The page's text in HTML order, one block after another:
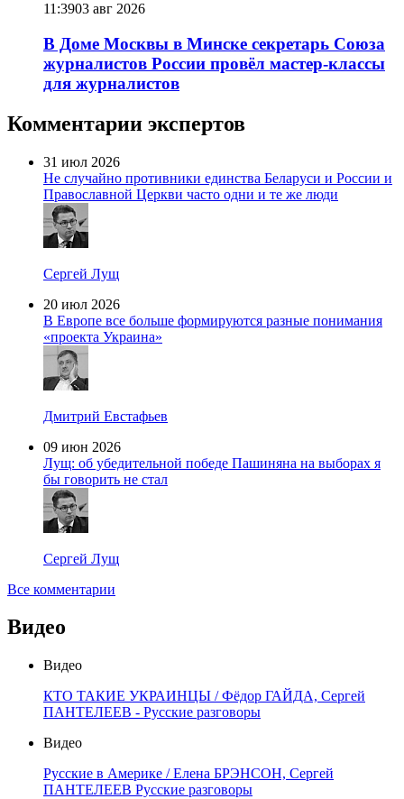
11:3903 авг 2026
В Доме Москвы в Минске секретарь Союза
журналистов России провёл мастер-классы
для журналистов
Комментарии экспертов
31 июл 2026
Не случайно противники единства Беларуси и России и
Православной Церкви часто одни и те же люди
Сергей Лущ
20 июл 2026
В Европе все больше формируются разные понимания
«проекта Украина»
Дмитрий Евстафьев
09 июн 2026
Лущ: об убедительной победе Пашиняна на выборах я
бы говорить не стал
Сергей Лущ
Все комментарии
Видео
Видео
КТО ТАКИЕ УКРАИНЦЫ / Фёдор ГАЙДА, Сергей
ПАНТЕЛЕЕВ - Русские разговоры
Видео
Русские в Америке / Елена БРЭНСОН, Сергей
ПАНТЕЛЕЕВ Русские разговоры